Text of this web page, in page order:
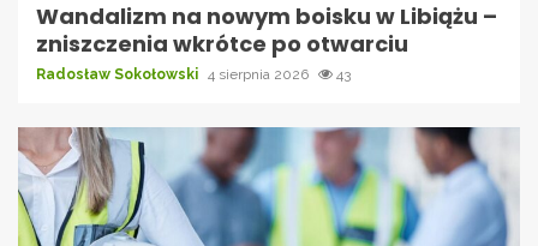
Wandalizm na nowym boisku w Libiążu –
zniszczenia wkrótce po otwarciu
Radosław Sokołowski 4 sierpnia 2026 43